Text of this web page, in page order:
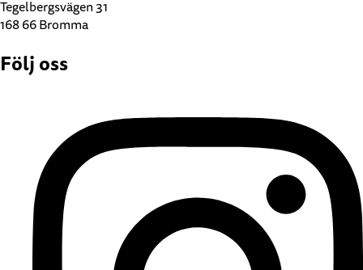
Tegelbergsvägen 31
168 66 Bromma
Följ oss